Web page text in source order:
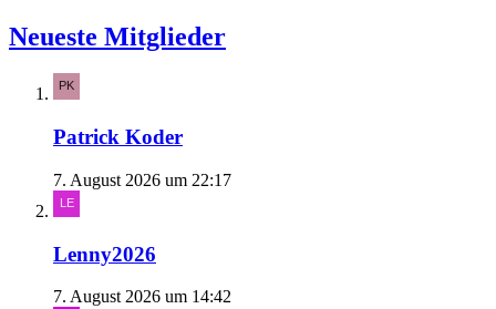
Neueste Mitglieder
Patrick Koder
7. August 2026 um 22:17
Lenny2026
7. August 2026 um 14:42